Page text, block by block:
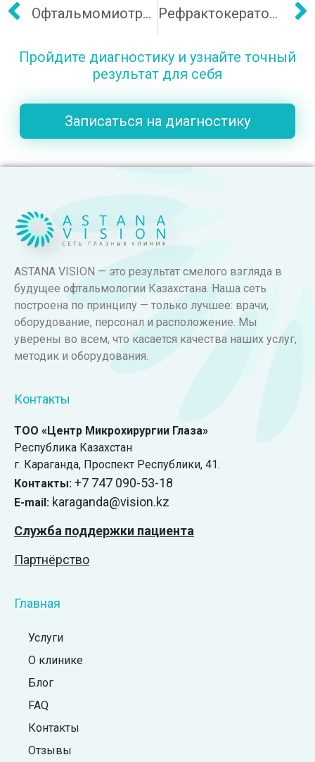
Офтальмомиотренажер Визотроник М3 Рефрактокератометр Acomoref 2K-model
Пройдите диагностику и узнайте точный
результат для себя
Записаться на диагностику
ASTANA VISION — это результат смелого взгляда в
будущее офтальмологии Казахстана. Наша сеть
построена по принципу — только лучшее: врачи,
оборудование, персонал и расположение. Мы
уверены во всем, что касается качества наших услуг,
методик и оборудования.
Контакты
ТОО «Центр Микрохирургии Глаза»
Республика Казахстан
г. Караганда, ​Проспект Республики, 41.
Контакты: +7 747 090-53-18
E-mail: karaganda@vision.kz
Служба поддержки пациента
Партнёрство
Главная
Услуги
О клинике
Блог
FAQ
Контакты
Отзывы